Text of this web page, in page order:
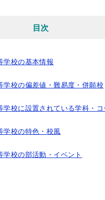
目次
学校の基本情報
学校の偏差値・難易度・併願校
学校に設置されている学科・コ
学校の特色・校風
学校の部活動・イベント